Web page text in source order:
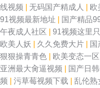
线视频
无码国产精成人 欧
91视频最新地址
国产精品
午夜成人社区
91视频这里
欧美人妖
久久免费大片 国
狠狠操青青色
欧美变态一区
亚洲最大肏逼视频
国产日
频
污草莓视频下载 乱伦熟